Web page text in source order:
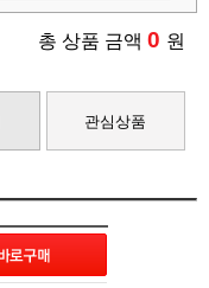
총 상품 금액 0 원
관심상품